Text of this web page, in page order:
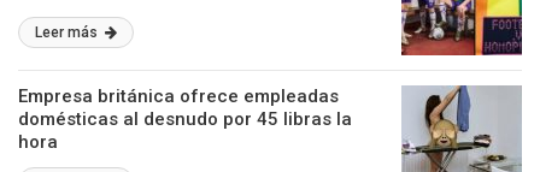
Leer más
Empresa británica ofrece empleadas
domésticas al desnudo por 45 libras la
hora